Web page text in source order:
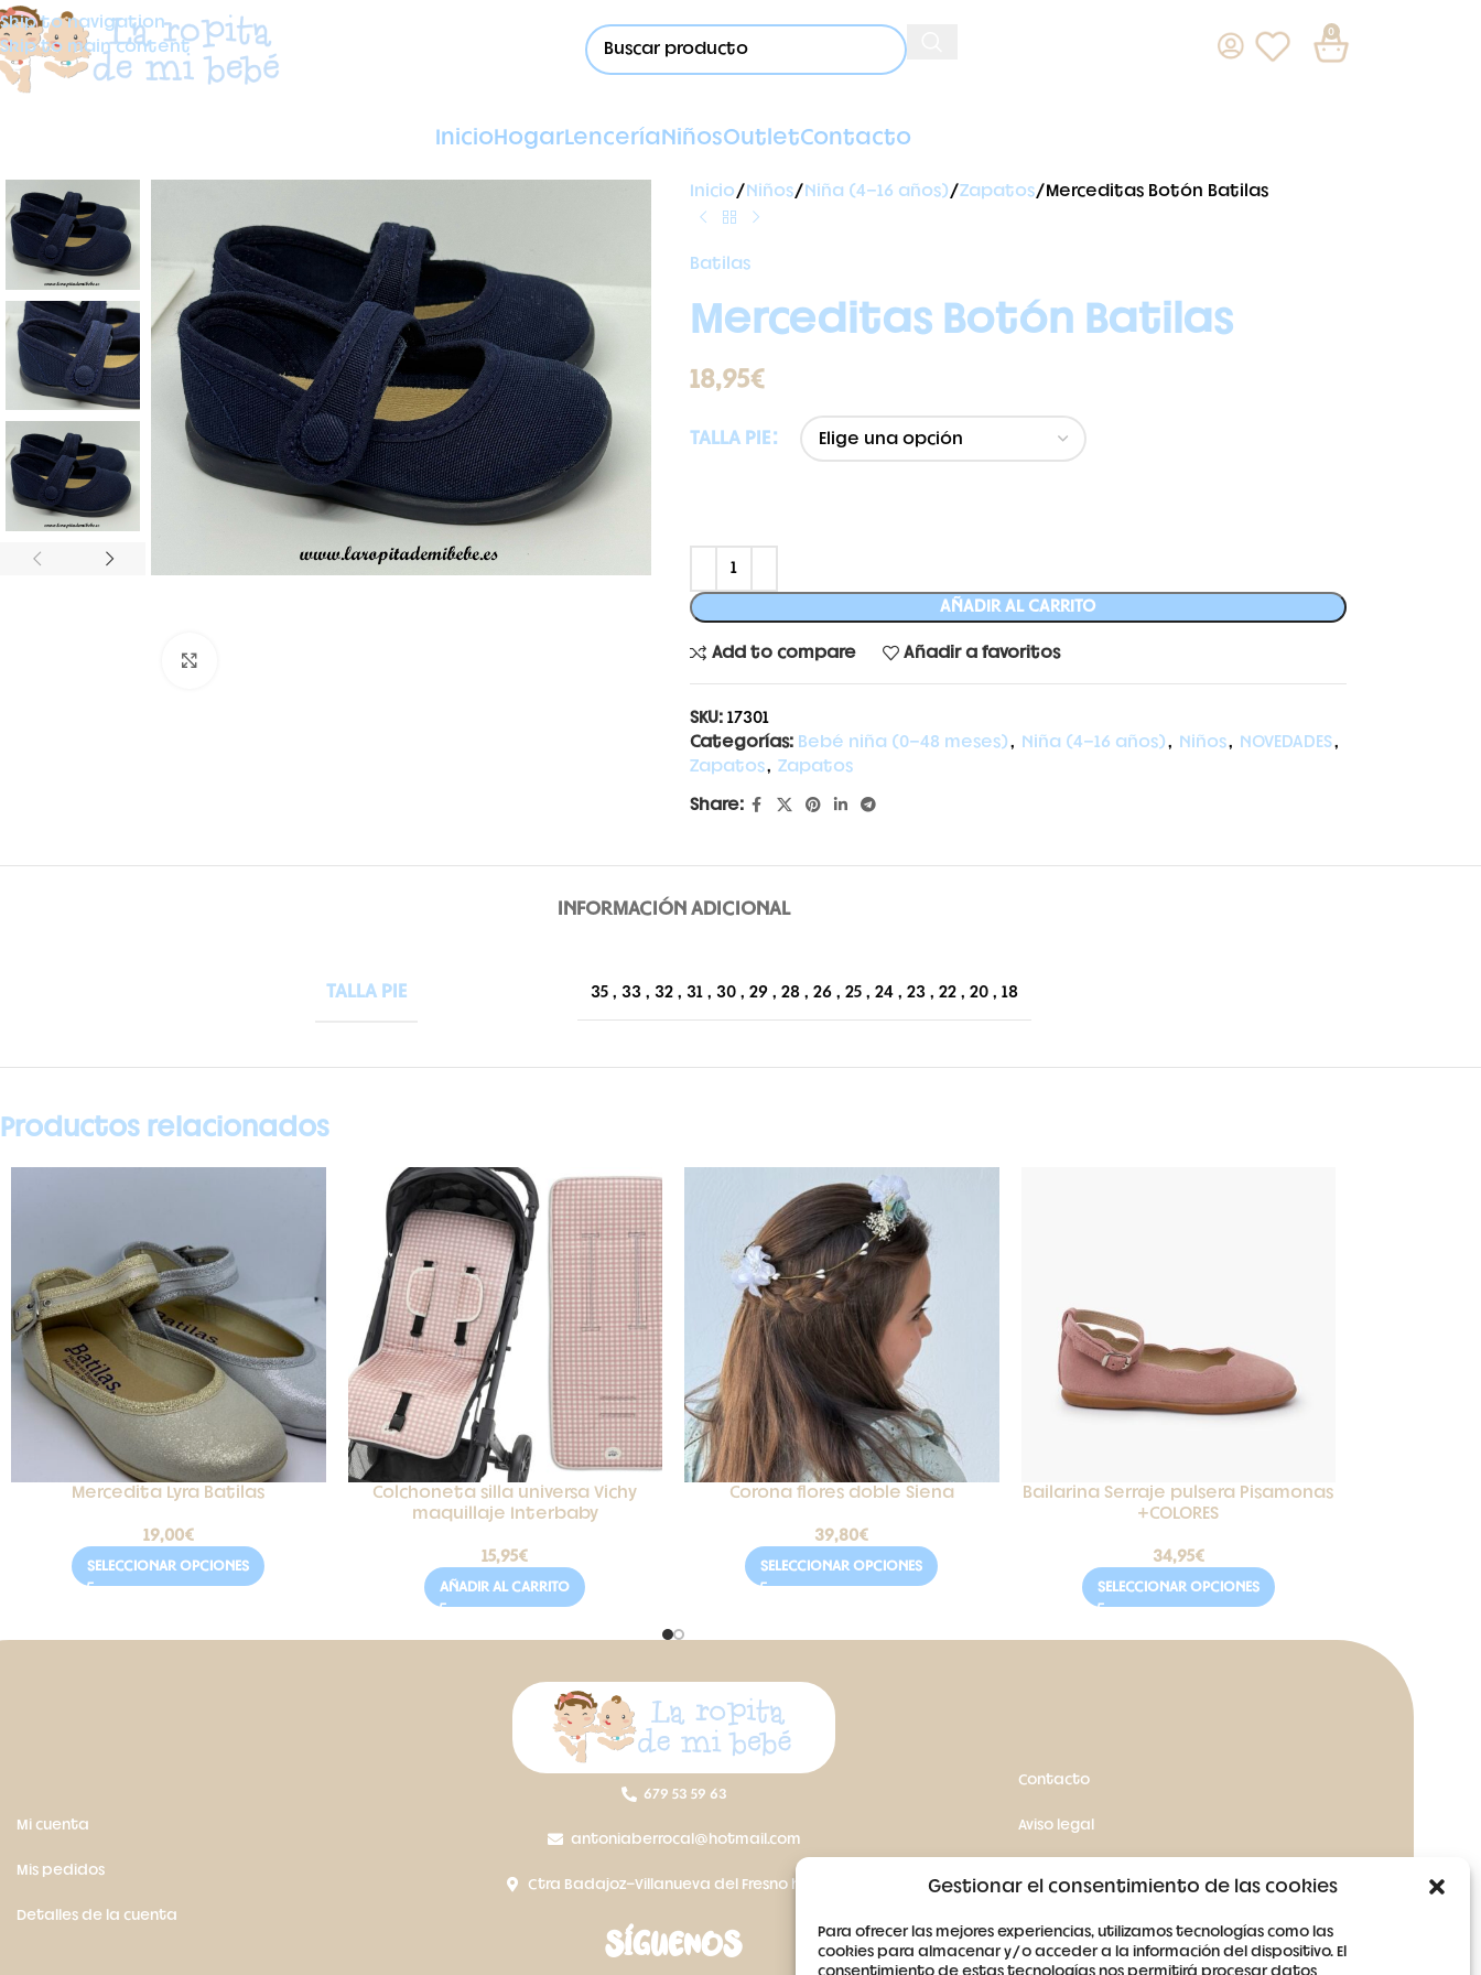
Gestionar el consentimiento de las cookies
Para ofrecer las mejores experiencias, utilizamos tecnologías como las
cookies para almacenar y/o acceder a la información del dispositivo. El
consentimiento de estas tecnologías nos permitirá procesar datos
Skip to navigation
Skip to main content
0
InicioHogarLenceríaNiñosOutletContacto
Inicio Niños Niña (4-16 años) Zapatos Merceditas Botón Batilas
Batilas
Merceditas Botón Batilas
18,95€
TALLA PIE
AÑADIR AL CARRITO
Add to compare Añadir a favoritos
SKU: 17301
Categorías: Bebé niña (0-48 meses), Niña (4-16 años), Niños, NOVEDADES,
Zapatos, Zapatos
Share:
INFORMACIÓN ADICIONAL
TALLA PIE 35 , 33 , 32 , 31 , 30 , 29 , 28 , 26 , 25 , 24 , 23 , 22 , 20 , 18
Productos relacionados
Mercedita Lyra Batilas
19,00€
SELECCIONAR OPCIONES
Colchoneta silla universa Vichy
maquillaje Interbaby
15,95€
AÑADIR AL CARRITO
Corona flores doble Siena
39,80€
SELECCIONAR OPCIONES
Bailarina Serraje pulsera Pisamonas
+COLORES
34,95€
SELECCIONAR OPCIONES
Mi cuenta
Mis pedidos
Detalles de la cuenta
679 53 59 63
antoniaberrocal@hotmail.com
Ctra Badajoz-Villanueva del Fresno km 24,5
SÍGUENOS
Contacto
Aviso legal
Política de privacidad